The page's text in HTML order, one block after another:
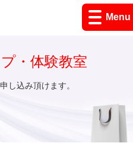
Menu
・体験教室
し込み頂けます。